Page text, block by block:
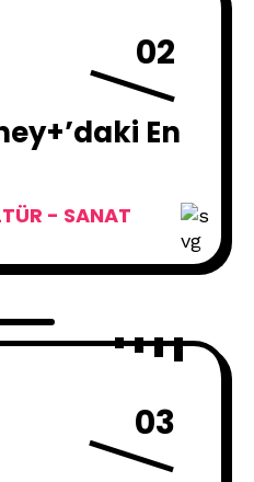
02
En
- SANAT
03